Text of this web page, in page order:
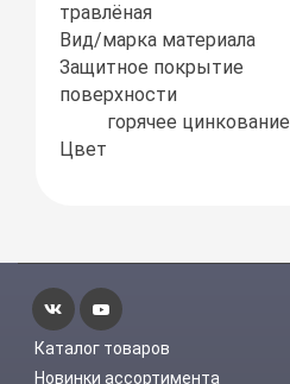
травлёная
Вид/марка материала
Защитное покрытие
поверхности
горячее цинкование
Цвет
Каталог товаров
Новинки ассортимента